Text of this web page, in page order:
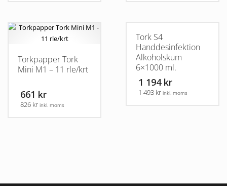
Torkpapper Tork
Mini M1 – 11 rle/krt
661 kr
826 kr inkl. moms
Tork S4
Handdesinfektion
Alkoholskum
6×1000 ml.
1 194 kr
1 493 kr inkl. moms